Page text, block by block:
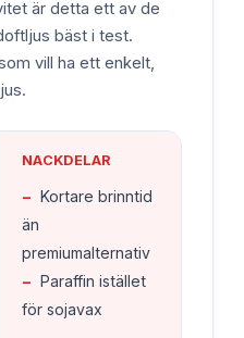
är detta ett av de
bäst i test.
vill ha ett enkelt,
NACKDELAR
− Kortare brinntid
än
premiumalternativ
− Paraffin istället
för sojavax